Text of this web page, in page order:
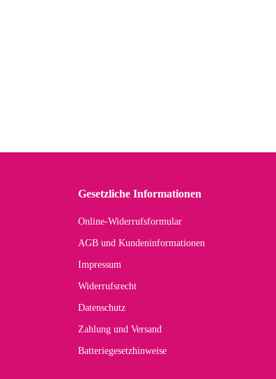
Gesetzliche Informationen
Online-Widerrufsformular
AGB und Kundeninformationen
Impressum
Widerrufsrecht
Datenschutz
Zahlung und Versand
Batteriegesetzhinweise